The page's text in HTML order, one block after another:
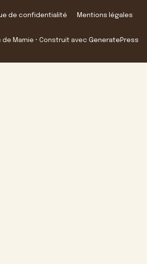
de confidentialité Mentions légales
Mamie • Construit avec GeneratePress